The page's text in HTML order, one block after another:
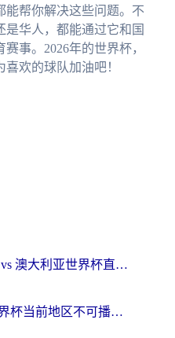
能帮你解决这些问题。不
是华人，都能通过它和国
事。2026年的世界杯，
喜欢的球队加油吧！
在国外怎么看美国 vs 澳大利亚世界杯直播？海外党必藏的中文解说观赛指南
在加拿大看抖音世界杯当前地区不可播放？海外党体育观赛终极指南